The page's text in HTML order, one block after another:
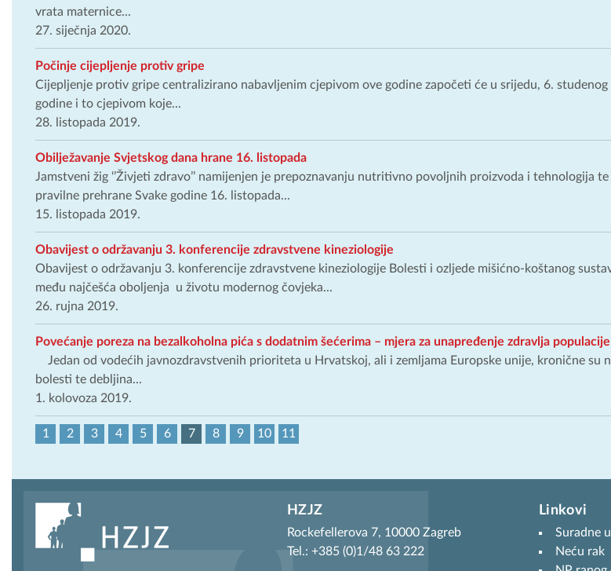
vrata maternice...
27. siječnja 2020.
Počinje cijepljenje protiv gripe
Cijepljenje protiv gripe centralizirano nabavljenim cjepivom ove godine započeti će u srijedu, 6. studenog
godine i to cjepivom koje...
28. listopada 2019.
Obilježavanje Svjetskog dana hrane 16. listopada
Jamstveni žig ‘’Živjeti zdravo’’ namijenjen je prepoznavanju nutritivno povoljnih proizvoda i tehnologija
pravilne prehrane Svake godine 16. listopada...
15. listopada 2019.
Obavijest o održavanju 3. konferencije zdravstvene kineziologije
Obavijest o održavanju 3. konferencije zdravstvene kineziologije Bolesti i ozljede mišićno-koštanog
među najčešća oboljenja u životu modernog čovjeka...
26. rujna 2019.
Povećanje poreza na bezalkoholna pića s dodatnim šećerima – mjera za unapređenje zdravlja populacije
Jedan od vodećih javnozdravstvenih prioriteta u Hrvatskoj, ali i zemljama Europske unije, kronične su
bolesti te debljina...
1. kolovoza 2019.
1 2 3 4 5 6 7 8 9 10 11
HZJZ
Rockefellerova 7, 10000 Zagreb
Tel.: +385 (0)1/48 63 222
Linkovi
Suradne
Neću rak